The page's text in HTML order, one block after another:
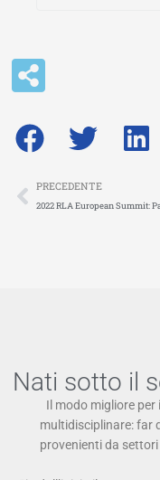
Precedente
PRECEDENTE
Nati sotto il
Il modo migliore
multidisciplinare: far
provenienti da